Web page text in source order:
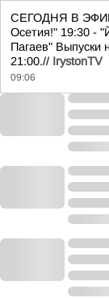
СЕГОДНЯ В
Осетия!" 19:30 -
Пагаев" Выпуски
21:00.// IrystonTV
09:06